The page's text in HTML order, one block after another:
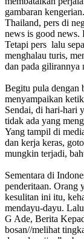
gambaran
Thailand, pers di
news is good news.
Tetapi pers lalu
menghalau turis,
dan pada gilirannya
Begitu pula dengan
menyampaikan
Sendai, di hari-hari
tidak ada yang
Yang tampil di
dan kerja keras,
mungkin terjadi,
Sementara di
penderitaan. Orang
kesulitan ini itu,
mendayu-dayu.
G Ade, Berita
bosan//melihat